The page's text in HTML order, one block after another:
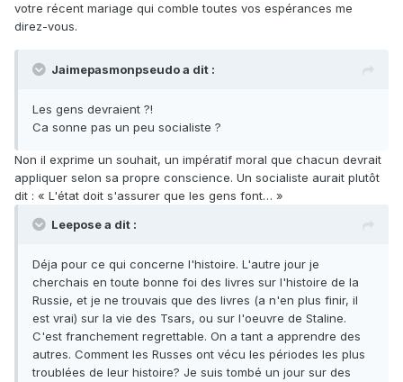
votre récent mariage qui comble toutes vos espérances me
direz-vous.
Jaimepasmonpseudo a dit :
Les gens devraient ?!
Ca sonne pas un peu socialiste ?
Non il exprime un souhait, un impératif moral que chacun devrait
appliquer selon sa propre conscience. Un socialiste aurait plutôt
dit : « L'état doit s'assurer que les gens font… »
Leepose a dit :
Déja pour ce qui concerne l'histoire. L'autre jour je
cherchais en toute bonne foi des livres sur l'histoire de la
Russie, et je ne trouvais que des livres (a n'en plus finir, il
est vrai) sur la vie des Tsars, ou sur l'oeuvre de Staline.
C'est franchement regrettable. On a tant a apprendre des
autres. Comment les Russes ont vécu les périodes les plus
troublées de leur histoire? Je suis tombé un jour sur des